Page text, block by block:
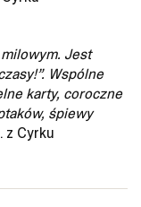
Jest
Wspólne
karty, coroczne
śpiewy
z Cyrku